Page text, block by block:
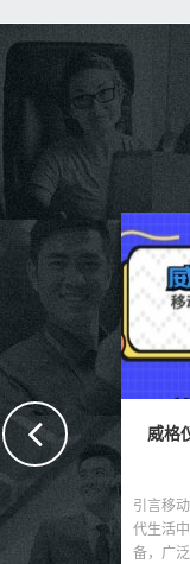
四线测试
宝）作为现
式供电设
威格
引言应
电源系
院、商